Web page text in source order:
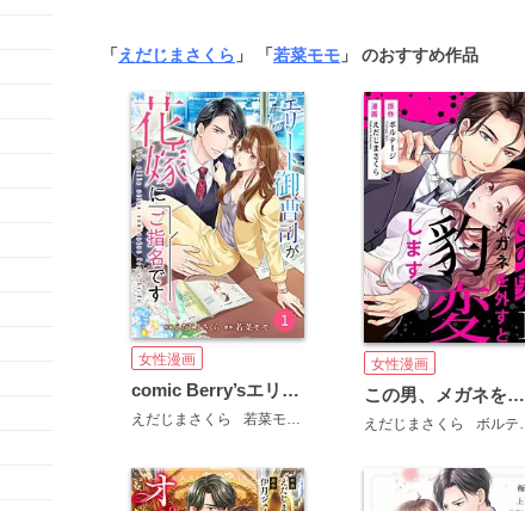
「えだじまさくら 」 「若菜モモ 」 のおすすめ作品
女性漫画
comic Berry’sエリート御曹司が花嫁にご指名です
えだじまさくら 若菜モモ
女性漫画
この男、メガネを外すと豹変します。[ボル恋comic]
えだじまさくら ボルテージ